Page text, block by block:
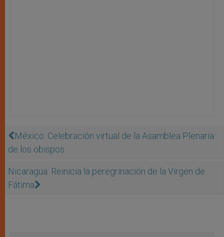
México: Celebración virtual de la Asamblea Plenaria
de los obispos
Nicaragua: Reinicia la peregrinación de la Virgen de
Fátima